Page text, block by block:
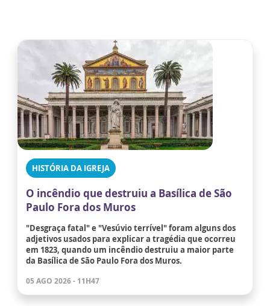
HISTÓRIA DA IGREJA
O incêndio que destruiu a Basílica de São
Paulo Fora dos Muros
"Desgraça fatal" e "Vesúvio terrível" foram alguns dos
adjetivos usados para explicar a tragédia que ocorreu
em 1823, quando um incêndio destruiu a maior parte
da Basílica de São Paulo Fora dos Muros.
05 AGO 2026 - 11H47